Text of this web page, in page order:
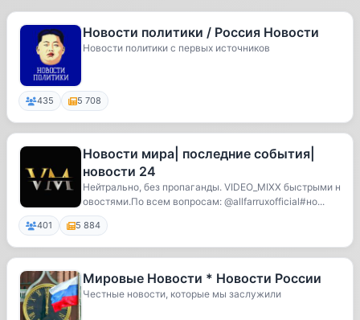
Новости политики / Россия Новости
Новости политики с первых источников
435 5 708
Новости мира| последние события|
новости 24
Нейтрально, без пропаганды. VIDEO_MIXX быстрыми н
овостями.По всем вопросам: @allfarruxofficial#но...
401 5 884
Мировые Новости * Новости России
Честные новости, которые мы заслужили